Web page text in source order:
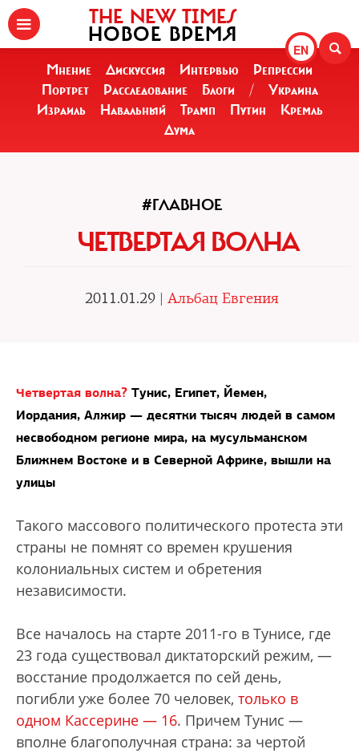
EN
THE NEW TIMES
НОВОЕ ВРЕМЯ
Мнение Дискуссия Интервью
Репрессии
Портрет
Расследование Блоги /
Украина
Израиль
Навальный Трамп Путин
Кремль
Дума
#ГЛАВНОЕ
ЧЕТВЕРТАЯ ВОЛНА
2011.01.29 | Альбац Евгения
Четвертая волна? Тунис, Египет, Йемен,
Иордания, Алжир — десятки тысяч людей в самом
несвободном регионе мира, на мусульманском
Ближнем Востоке и в Северной Африке, вышли на
улицы
Такого массового политического протеста эти
страны не помнят со времен крушения
колониальных систем и обретения
независимости.
Все началось на старте 2011-го в Тунисе, где
23 года существовал диктаторский режим, —
восстание продолжается по сей день,
погибли уже более 70 человек, только в
одном Кассерине — 16. Причем Тунис —
вполне благополучная страна: за чертой